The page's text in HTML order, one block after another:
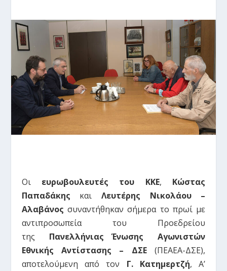
Οι ευρωβουλευτές του ΚΚΕ, Κώστας
Παπαδάκης και Λευτέρης Νικολάου –
Αλαβάνος συναντήθηκαν σήμερα το πρωί με
αντιπροσωπεία του Προεδρείου
της Πανελλήνιας Ένωσης Αγωνιστών
Εθνικής Αντίστασης – ΔΣΕ(ΠΕΑΕΑ-ΔΣΕ),
αποτελούμενη από τον Γ. Κατημερτζή, Α’